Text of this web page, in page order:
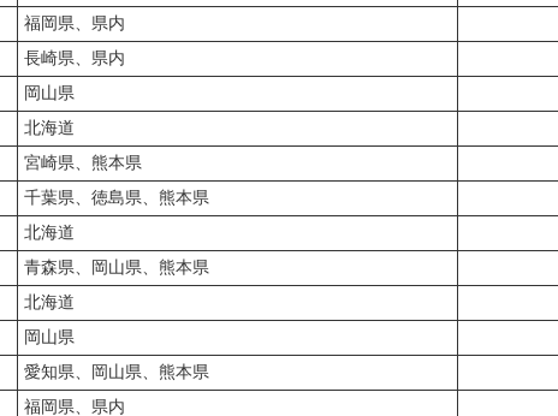
福岡県、県内
長崎県、県内
岡山県
北海道
宮崎県、熊本県
千葉県、徳島県、熊本県
北海道
青森県、岡山県、熊本県
北海道
岡山県
愛知県、岡山県、熊本県
福岡県、県内